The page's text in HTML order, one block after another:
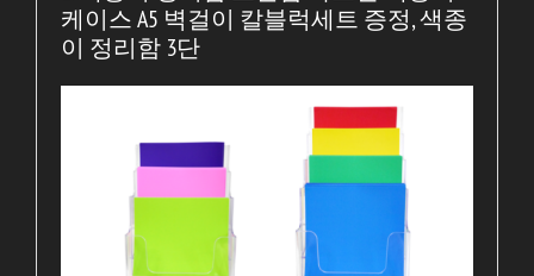
케이스 A5 벽걸이 칼블럭세트 증정, 색종
이 정리함 3단